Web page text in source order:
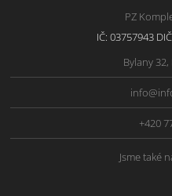
PZ
IČ: 03757943
Bylany 32,
+420
Jsme také